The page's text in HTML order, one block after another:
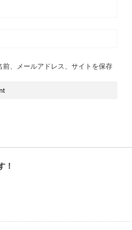
、メールアドレス、サイトを保存
！